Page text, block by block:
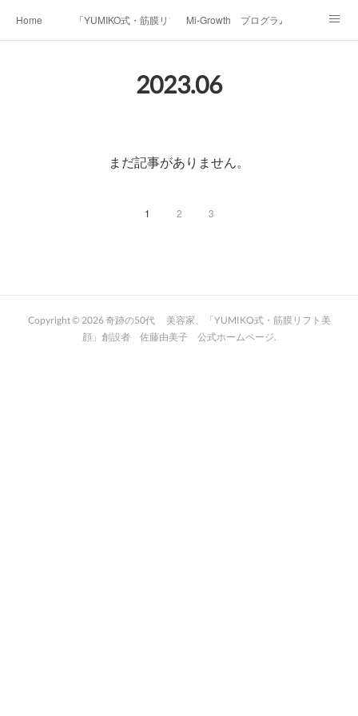
Home 「YUMIKO式・筋膜リフト美顔」Mi-Growth プログラム
2023.06
まだ記事がありません。
1 2 3
Copyright © 2026奇跡の50代 美容家、「YUMIKO式・筋膜リフト美
顔」創設者 佐藤由美子 公式ホームページ.